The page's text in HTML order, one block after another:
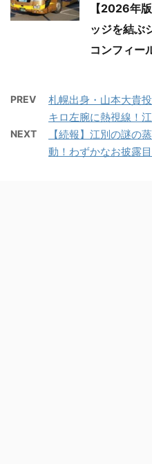
【2026年
ッジを結ぶ
コンフィー
PREV
札幌出身・山本大貴
キロ左腕に熱視線！
NEXT
【続報】江別の謎の
動！わずかなお披露